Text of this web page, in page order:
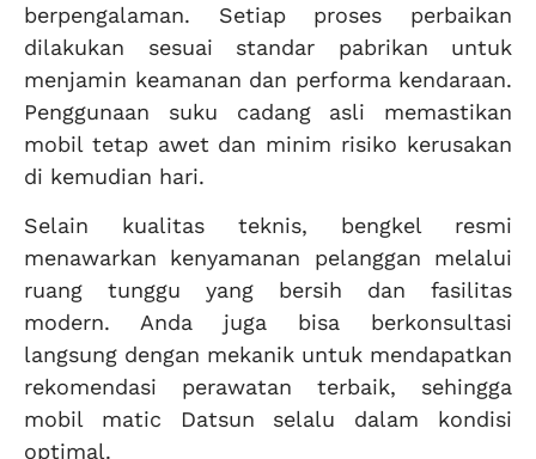
berpengalaman. Setiap proses perbaikan
dilakukan sesuai standar pabrikan untuk
menjamin keamanan dan performa kendaraan.
Penggunaan suku cadang asli memastikan
mobil tetap awet dan minim risiko kerusakan
di kemudian hari.
Selain kualitas teknis, bengkel resmi
menawarkan kenyamanan pelanggan melalui
ruang tunggu yang bersih dan fasilitas
modern. Anda juga bisa berkonsultasi
langsung dengan mekanik untuk mendapatkan
rekomendasi perawatan terbaik, sehingga
mobil matic Datsun selalu dalam kondisi
optimal.